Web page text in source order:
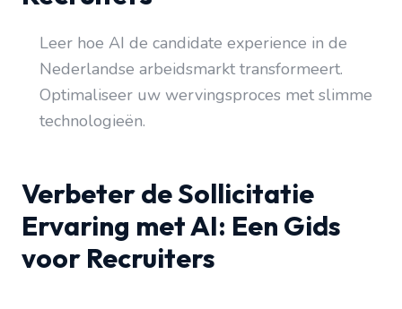
Leer hoe AI de candidate experience in de
Nederlandse arbeidsmarkt transformeert.
Optimaliseer uw wervingsproces met slimme
technologieën.
Verbeter de Sollicitatie
Ervaring met AI: Een Gids
voor Recruiters